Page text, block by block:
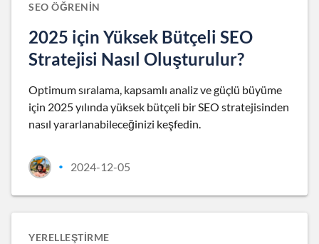
SEO ÖĞRENIN
2025 için Yüksek Bütçeli SEO
Stratejisi Nasıl Oluşturulur?
Optimum sıralama, kapsamlı analiz ve güçlü büyüme
için 2025 yılında yüksek bütçeli bir SEO stratejisinden
nasıl yararlanabileceğinizi keşfedin.
• 2024-12-05
YERELLEŞTIRME